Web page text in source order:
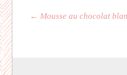
Navigation des
← Mousse au chocolat